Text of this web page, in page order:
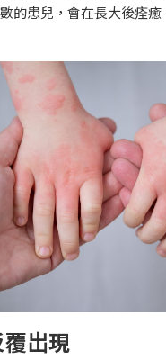
的患兒，會在長大後痊
岀現